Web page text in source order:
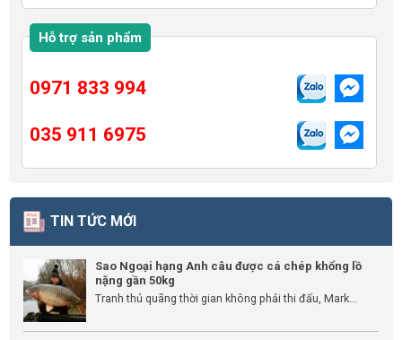
Hỗ trợ sản phẩm
0971 833 994
035 911 6975
TIN TỨC MỚI
Sao Ngoại hạng Anh câu được cá chép khổng lồ
nặng gần 50kg
Tranh thủ quãng thời gian không phải thi đấu, Mark...